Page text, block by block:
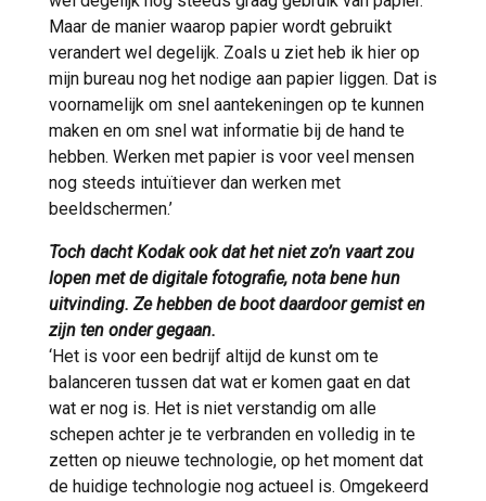
Maar de manier waarop papier wordt gebruikt
verandert wel degelijk. Zoals u ziet heb ik hier op
mijn bureau nog het nodige aan papier liggen. Dat is
voornamelijk om snel aantekeningen op te kunnen
maken en om snel wat informatie bij de hand te
hebben. Werken met papier is voor veel mensen
nog steeds intuïtiever dan werken met
beeldschermen.’
Toch dacht Kodak ook dat het niet zo’n vaart zou
lopen met de digitale fotografie, nota bene hun
uitvinding. Ze hebben de boot daardoor gemist en
zijn ten onder gegaan.
‘Het is voor een bedrijf altijd de kunst om te
balanceren tussen dat wat er komen gaat en dat
wat er nog is. Het is niet verstandig om alle
schepen achter je te verbranden en volledig in te
zetten op nieuwe technologie, op het moment dat
de huidige technologie nog actueel is. Omgekeerd